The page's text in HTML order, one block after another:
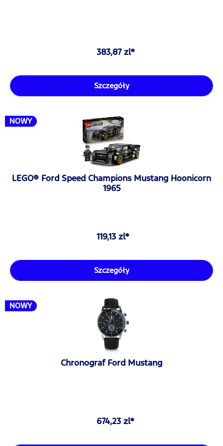
383,87 zl*
Szczegóły
NOWY
LEGO® Ford Speed Champions Mustang Hoonicorn
1965
119,13 zl*
Szczegóły
NOWY
Chronograf Ford Mustang
674,23 zl*